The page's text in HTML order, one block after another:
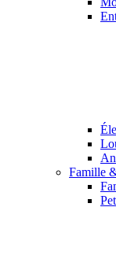
Famille